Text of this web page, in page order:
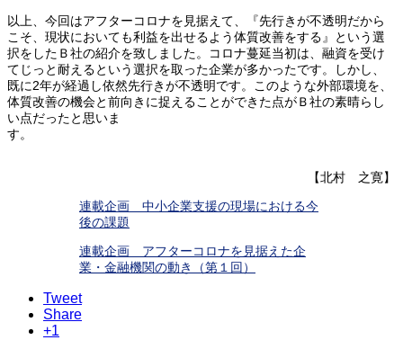
以上、今回はアフターコロナを見据えて、『先行きが不透明だから
こそ、現状においても利益を出せるよう体質改善をする』という選
択をしたＢ社の紹介を致しました。コロナ蔓延当初は、融資を受け
てじっと耐えるという選択を取った企業が多かったです。しかし、
既に2年が経過し依然先行きが不透明です。このような外部環境を、
体質改善の機会と前向きに捉えることができた点がＢ社の素晴らし
い点だったと思いま
す
【北村 之寛】
連載企画 中小企業支援の現場における今
後の課題
連載企画 アフターコロナを見据えた企
業・金融機関の動き（第１回）
Tweet
Share
+1